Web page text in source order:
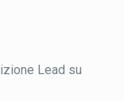
Lead su